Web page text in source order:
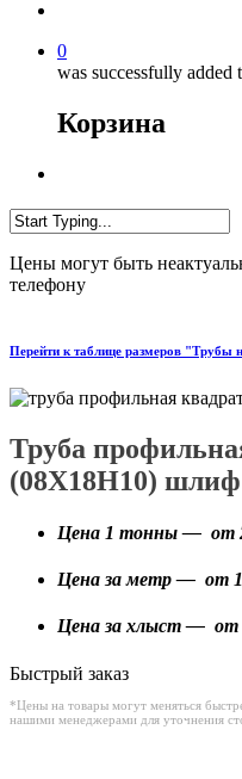
0
was successfully added
Корзина
Цены могут быть
телефону
Перейти к таблице размеров
Труба
(08Х18Н10) шлиф
Цена 1 тонны — от
Цена за метр — от
Цена за хлыст — от
Быстрый заказ
*Цены на товары могут меняться
нашими менеджерами для уточнения